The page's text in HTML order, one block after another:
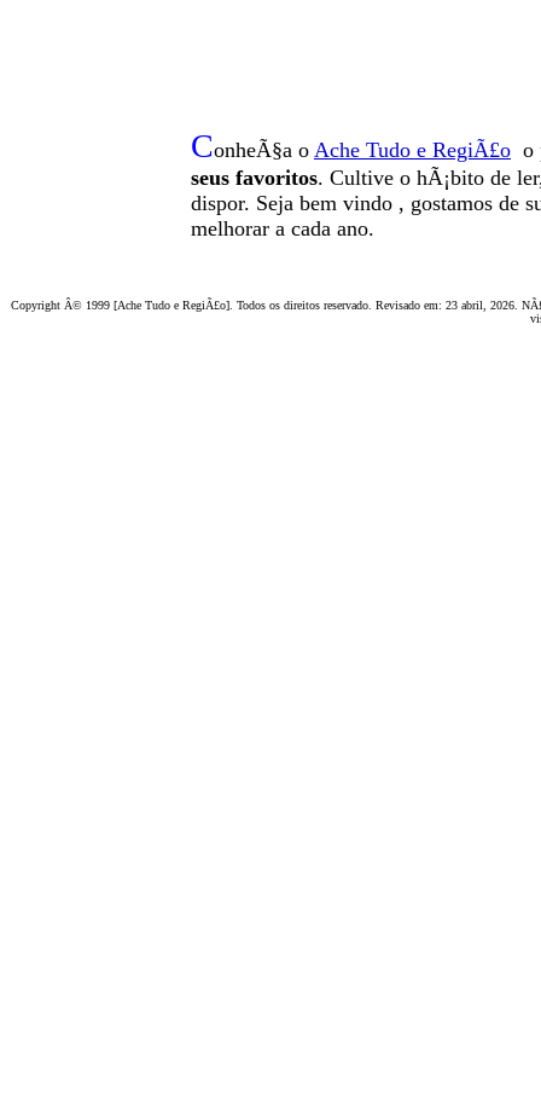
ConheÃ§a o Ache Tudo e RegiÃ£o o
seus favoritos. Cultive o hÃ¡bito de
dispor. Seja bem vindo , gostamos de
melhorar a cada ano.
Copyright Â© 1999 [Ache Tudo e RegiÃ£o]. Todos os direitos reservado. Revisado em: 23 abril, 2026.